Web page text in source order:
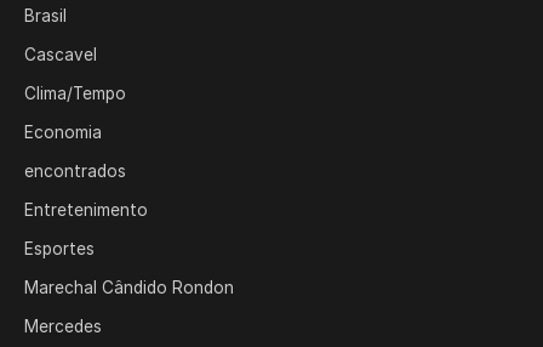
Brasil
Cascavel
Clima/Tempo
Economia
encontrados
Entretenimento
Esportes
Marechal Cândido Rondon
Mercedes